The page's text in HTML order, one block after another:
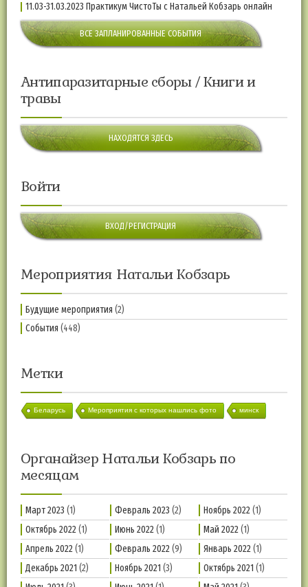
11.03-31.03.2023 Практикум ЧистоТы с Натальей Кобзарь онлайн
ВСЕ ЗАПЛАНИРОВАННЫЕ СОБЫТИЯ
Антипаразитарные сборы / Книги и
травы
НАХОДЯТСЯ ЗДЕСЬ
Войти
ВХОД/РЕГИСТРАЦИЯ
Мероприятия Натальи Кобзарь
Будущие мероприятия (2)
События (448)
Метки
Беларусь Мероприятия с которых нашлись фото минск
Органайзер Натальи Кобзарь по
месяцам
Март 2023 (1) Февраль 2023 (2) Ноябрь 2022(1)
Октябрь 2022(1) Июнь 2022(1) Май 2022(1)
Апрель 2022(1) Февраль 2022(9) Январь 2022(1)
Декабрь 2021 (2) Ноябрь 2021 (3) Октябрь 2021 (1)